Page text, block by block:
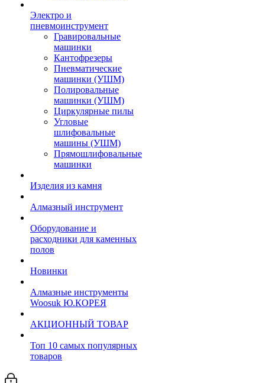
Электро и
пневмоинструмент
Гравировальные
машинки
Кантофрезеры
Пневматические
машинки (УШМ)
Полировальные
машинки (УШМ)
Циркулярные пилы
Угловые
шлифовальные
машины (УШМ)
Прямошлифовальные
машинки
Изделия из камня
Алмазный инструмент
Оборудование и
расходники для каменных
полов
Новинки
Алмазные инструменты
Woosuk Ю.КОРЕЯ
АКЦИОННЫЙ ТОВАР
Топ 10 самых популярных
товаров